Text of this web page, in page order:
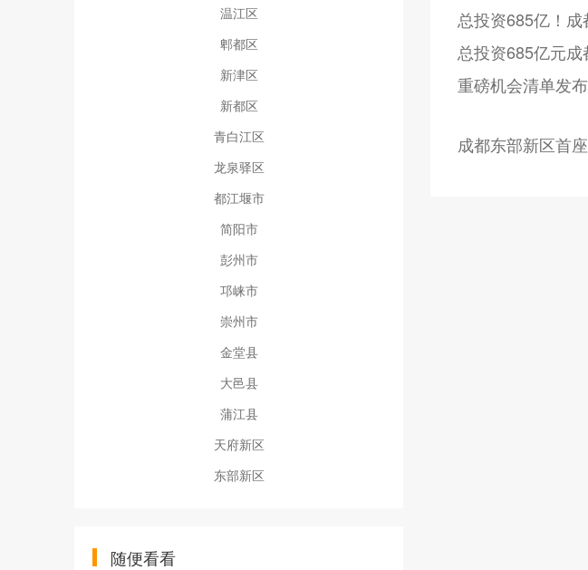
温江区
郫都区
新津区
新都区
青白江区
龙泉驿区
都江堰市
简阳市
彭州市
邛崃市
崇州市
金堂县
大邑县
蒲江县
天府新区
东部新区
随便看看
总投资685亿！
总投资685亿元
重磅机会清单发
成都东部新区首